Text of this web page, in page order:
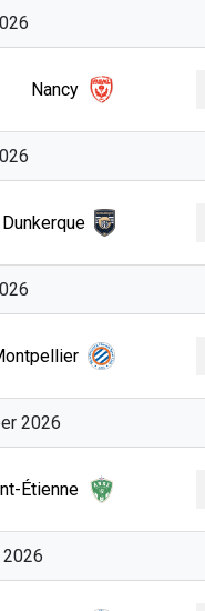
Nancy
Dunkerque
2026
Étienne